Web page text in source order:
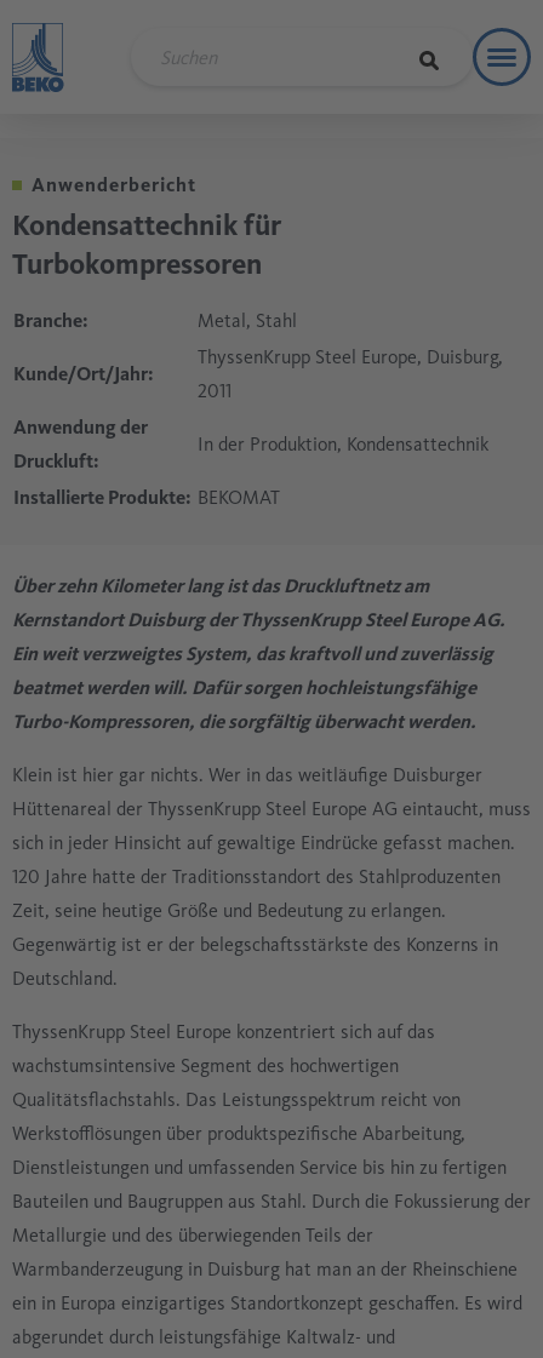
Anwenderbericht
Kondensattechnik für
Turbokompressoren
Branche: Metal, Stahl
Kunde/Ort/Jahr:
ThyssenKrupp Steel Europe, Duisburg,
2011
Anwendung der
Druckluft:
In der Produktion, Kondensattechnik
Installierte Produkte: BEKOMAT
Über zehn Kilometer lang ist das Druckluftnetz am
Kernstandort Duisburg der ThyssenKrupp Steel Europe AG.
Ein weit verzweigtes System, das kraftvoll und zuverlässig
beatmet werden will. Dafür sorgen hochleistungsfähige
Turbo-Kompressoren, die sorgfältig überwacht werden.
Klein ist hier gar nichts. Wer in das weitläufige Duisburger
Hüttenareal der ThyssenKrupp Steel Europe AG eintaucht, muss
sich in jeder Hinsicht auf gewaltige Eindrücke gefasst machen.
120 Jahre hatte der Traditionsstandort des Stahlproduzenten
Zeit, seine heutige Größe und Bedeutung zu erlangen.
Gegenwärtig ist er der belegschaftsstärkste des Konzerns in
Deutschland.
ThyssenKrupp Steel Europe konzentriert sich auf das
wachstumsintensive Segment des hochwertigen
Qualitätsflachstahls. Das Leistungsspektrum reicht von
Werkstofflösungen über produktspezifische Abarbeitung,
Dienstleistungen und umfassenden Service bis hin zu fertigen
Bauteilen und Baugruppen aus Stahl. Durch die Fokussierung der
Metallurgie und des überwiegenden Teils der
Warmbanderzeugung in Duisburg hat man an der Rheinschiene
ein in Europa einzigartiges Standortkonzept geschaffen. Es wird
abgerundet durch leistungsfähige Kaltwalz- und